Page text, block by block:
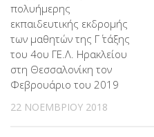
πολυήμερης
εκπαιδευτικής εκδρομής
των μαθητών της Γ΄ τάξης
του 4ου ΓΕ.Λ. Ηρακλείου
στη Θεσσαλονίκη τον
Φεβρουάριο του 2019
22 ΝΟΕΜΒΡΊΟΥ 2018